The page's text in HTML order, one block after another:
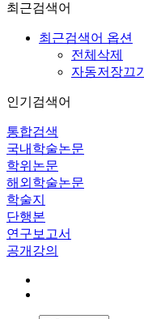
최근검색어
최근검색어 옵션
전체삭제
자동저장끄기
인기검색어
통합검색
국내학술논문
학위논문
해외학술논문
학술지
단행본
연구보고서
공개강의